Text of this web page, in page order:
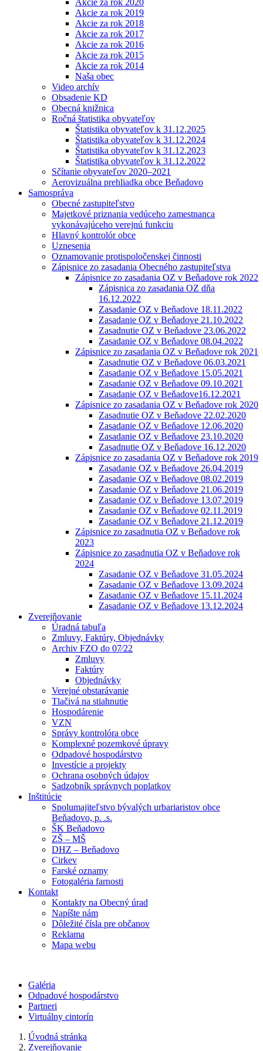
Akcie za rok 2020
Akcie za rok 2019
Akcie za rok 2018
Akcie za rok 2017
Akcie za rok 2016
Akcie za rok 2015
Akcie za rok 2014
Naša obec
Video archív
Obsadenie KD
Obecná knižnica
Ročná štatistika obyvateľov
Štatistika obyvateľov k 31.12.2025
Štatistika obyvateľov k 31.12.2024
Štatistika obyvateľov k 31.12.2023
Štatistika obyvateľov k 31.12.2022
Sčítanie obyvateľov 2020–2021
Aerovizuálna prehliadka obce Beňadovo
Samospráva
Obecné zastupiteľstvo
Majetkové priznania vedúceho zamestnanca
vykonávajúceho verejnú funkciu
Hlavný kontrolór obce
Uznesenia
Oznamovanie protispoločenskej činnosti
Zápisnice zo zasadania Obecného zastupiteľstva
Zápisnice zo zasadania OZ v Beňadove rok 2022
Zápisnica zo zasadania OZ dňa
16.12.2022
Zasadanie OZ v Beňadove 18.11.2022
Zasadanie OZ v Beňadove 21.10.2022
Zasadnutie OZ v Beňadove 23.06.2022
Zasadanie OZ v Beňadove 08.04.2022
Zápisnice zo zasadania OZ v Beňadove rok 2021
Zasadnutie OZ v Beňadove 06.03.2021
Zasadanie OZ v Beňadove 15.05.2021
Zasadanie OZ v Beňadove 09.10.2021
Zasadanie OZ v Beňadove16.12.2021
Zápisnice zo zasadania OZ v Beňadove rok 2020
Zasadnutie OZ v Beňadove 22.02.2020
Zasadanie OZ v Beňadove 12.06.2020
Zasadanie OZ v Beňadove 23.10.2020
Zasadnutie OZ v Beňadove 16.12.2020
Zápisnice zo zasadania OZ v Beňadove rok 2019
Zasadanie OZ v Beňadove 26.04.2019
Zasadanie OZ v Beňadove 08.02.2019
Zasadanie OZ v Beňadove 21.06.2019
Zasadanie OZ v Beňadove 13.07.2019
Zasadanie OZ v Beňadove 02.11.2019
Zasadanie OZ v Beňadove 21.12.2019
Zápisnice zo zasadnutia OZ v Beňadove rok
2023
Zápisnice zo zasadnutia OZ v Beňadove rok
2024
Zasadanie OZ v Beňadove 31.05.2024
Zasadanie OZ v Beňadove 13.09.2024
Zasadanie OZ v Beňadove 15.11.2024
Zasadanie OZ v Beňadove 13.12.2024
Zverejňovanie
Úradná tabuľa
Zmluvy, Faktúry, Objednávky
Archiv FZO do 07⁄22
Zmluvy
Faktúry
Objednávky
Verejné obstarávanie
Tlačivá na stiahnutie
Hospodárenie
VZN
Správy kontrolóra obce
Komplexné pozemkové úpravy
Odpadové hospodárstvo
Investície a projekty
Ochrana osobných údajov
Sadzobník správnych poplatkov
Inštitúcie
Spolumajiteľstvo bývalých urbariaristov obce
Beňadovo, p. .s.
ŠK Beňadovo
ZŠ – MŠ
DHZ – Beňadovo
Cirkev
Farské oznamy
Fotogaléria farnosti
Kontakt
Kontakty na Obecný úrad
Napíšte nám
Dôležité čísla pre občanov
Reklama
Mapa webu
Galéria
Odpadové hospodárstvo
Partneri
Virtuálny cintorín
Úvodná stránka
Zverejňovanie